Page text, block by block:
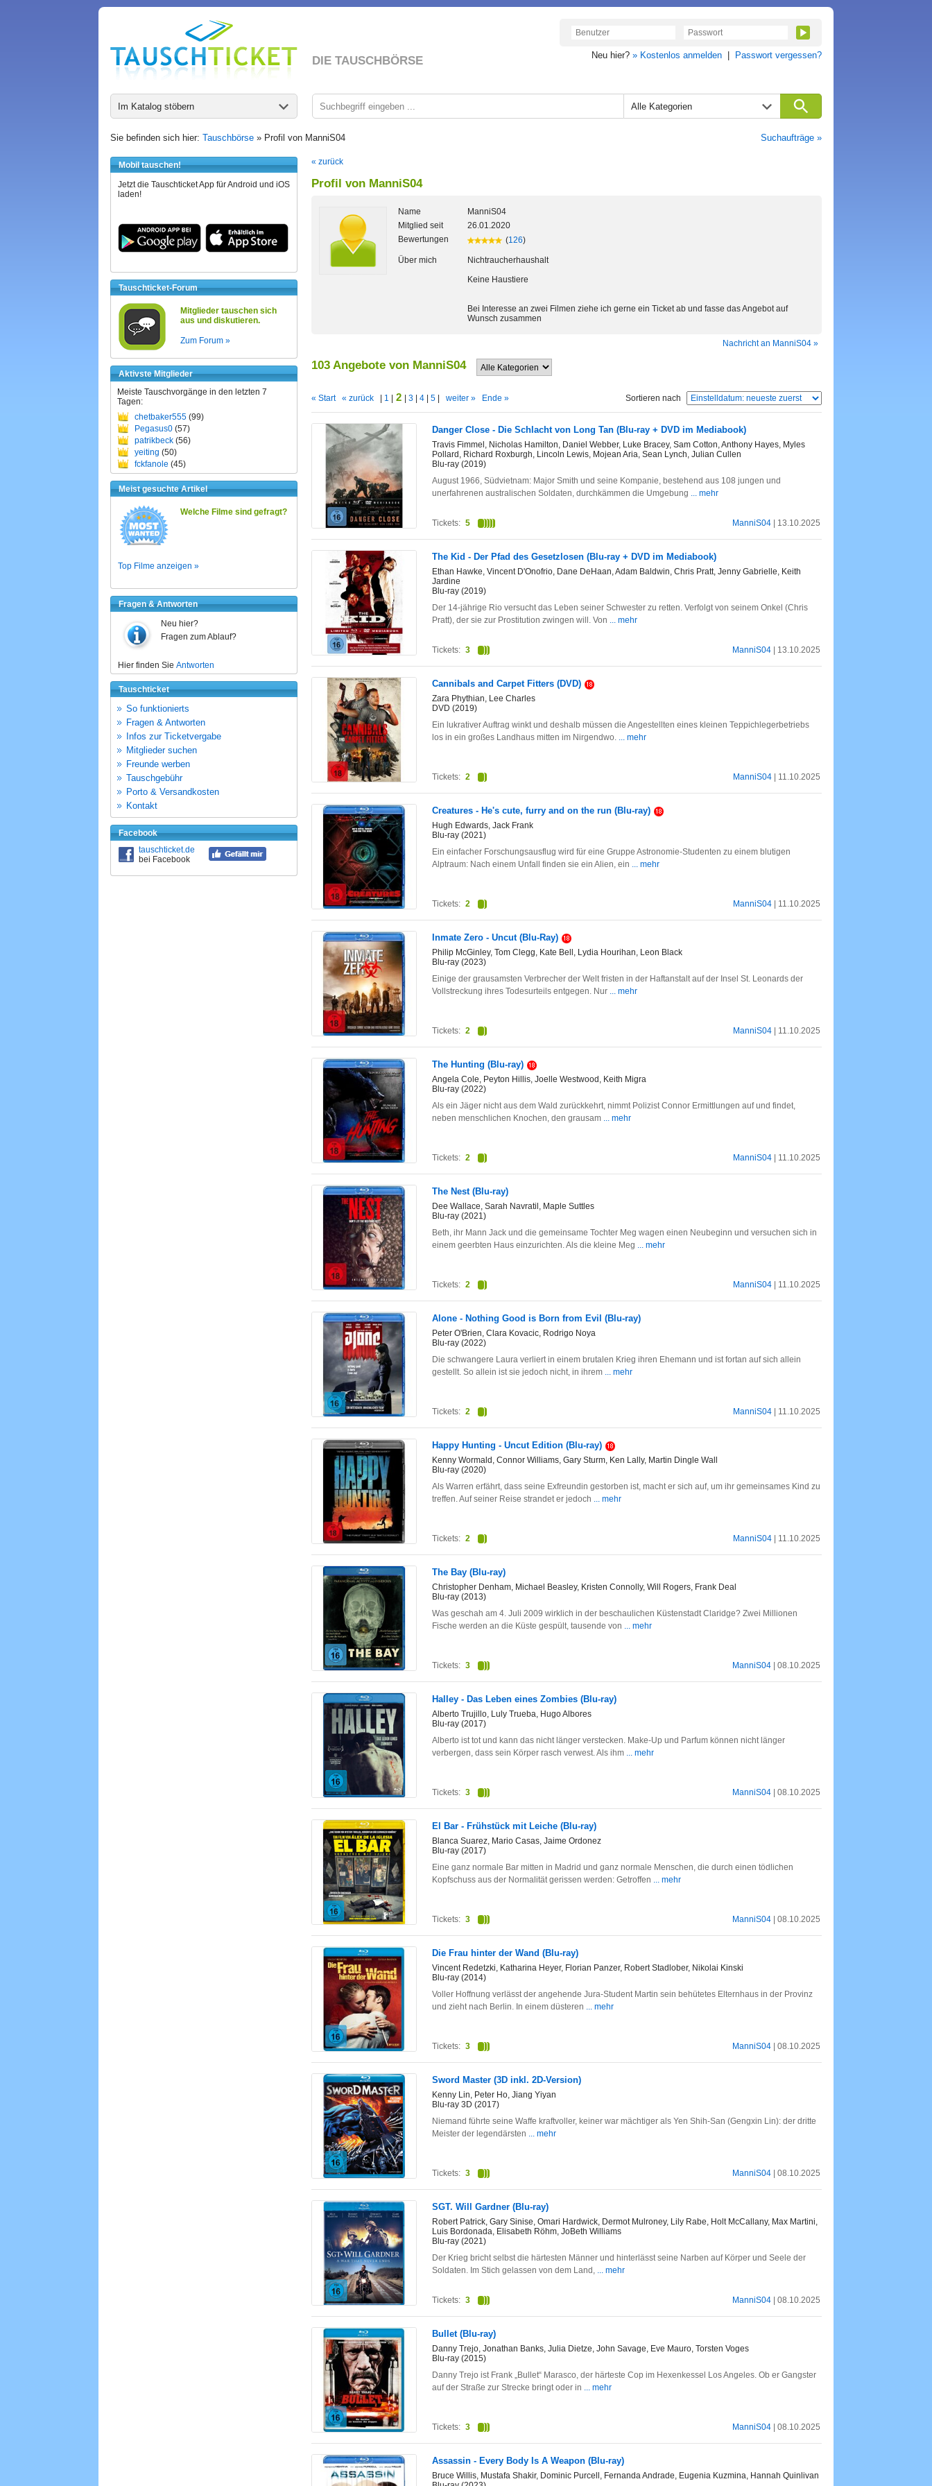
DIE TAUSCHBÖRSE Neu hier? » Kostenlos anmelden Passwort vergessen?
Im Katalog stöbern Alle Kategorien
Sie befinden sich hier: Tauschbörse » Profil von ManniS04 Suchaufträge »
Mobil tauschen!
Jetzt die Tauschticket App für Android und iOS
laden!
Tauschticket-Forum
Mitglieder tauschen sich
aus und diskutieren.
Zum Forum »
Aktivste Mitglieder
Meiste Tauschvorgänge in den letzten 7
Tagen:
chetbaker555 (99)
Pegasus0 (57)
patrikbeck (56)
yeiting (50)
fckfanole (45)
Meist gesuchte Artikel
Welche Filme sind gefragt?
Top Filme anzeigen »
Fragen & Antworten
Neu hier?
Fragen zum Ablauf?
Hier finden Sie Antworten
Tauschticket
So funktionierts
Fragen & Antworten
Infos zur Ticketvergabe
Mitglieder suchen
Freunde werben
Tauschgebühr
Porto & Versandkosten
Kontakt
Facebook
tauschticket.de
bei Facebook
« zurück
Profil von ManniS04
Name
ManniS04
Mitglied seit
26.01.2020
Bewertungen
(126)
Über mich
Nichtraucherhaushalt
Keine Haustiere
Bei Interesse an zwei Filmen ziehe ich gerne ein Ticket ab und fasse das Angebot auf
Wunsch zusammen
Nachricht an ManniS04 »
103 Angebote von ManniS04
« Start « zurück 1 2 3 4 5 weiter » Ende » Sortieren nach
Danger Close - Die Schlacht von Long Tan (Blu-ray + DVD im Mediabook)
Travis Fimmel, Nicholas Hamilton, Daniel Webber, Luke Bracey, Sam Cotton, Anthony Hayes, Myles
Pollard, Richard Roxburgh, Lincoln Lewis, Mojean Aria, Sean Lynch, Julian Cullen
Blu-ray (2019)
August 1966, Südvietnam: Major Smith und seine Kompanie, bestehend aus 108 jungen und
unerfahrenen australischen Soldaten, durchkämmen die Umgebung ... mehr
ManniS04 | 13.10.2025
Tickets: 5
The Kid - Der Pfad des Gesetzlosen (Blu-ray + DVD im Mediabook)
Ethan Hawke, Vincent D'Onofrio, Dane DeHaan, Adam Baldwin, Chris Pratt, Jenny Gabrielle, Keith
Jardine
Blu-ray (2019)
Der 14-jährige Rio versucht das Leben seiner Schwester zu retten. Verfolgt von seinem Onkel (Chris
Pratt), der sie zur Prostitution zwingen will. Von ... mehr
ManniS04 | 13.10.2025
Tickets: 3
Cannibals and Carpet Fitters (DVD)
Zara Phythian, Lee Charles
DVD (2019)
Ein lukrativer Auftrag winkt und deshalb müssen die Angestellten eines kleinen Teppichlegerbetriebs
los in ein großes Landhaus mitten im Nirgendwo. ... mehr
ManniS04 | 11.10.2025
Tickets: 2
Creatures - He's cute, furry and on the run (Blu-ray)
Hugh Edwards, Jack Frank
Blu-ray (2021)
Ein einfacher Forschungsausflug wird für eine Gruppe Astronomie-Studenten zu einem blutigen
Alptraum: Nach einem Unfall finden sie ein Alien, ein ... mehr
ManniS04 | 11.10.2025
Tickets: 2
Inmate Zero - Uncut (Blu-Ray)
Philip McGinley, Tom Clegg, Kate Bell, Lydia Hourihan, Leon Black
Blu-ray (2023)
Einige der grausamsten Verbrecher der Welt fristen in der Haftanstalt auf der Insel St. Leonards der
Vollstreckung ihres Todesurteils entgegen. Nur ... mehr
ManniS04 | 11.10.2025
Tickets: 2
The Hunting (Blu-ray)
Angela Cole, Peyton Hillis, Joelle Westwood, Keith Migra
Blu-ray (2022)
Als ein Jäger nicht aus dem Wald zurückkehrt, nimmt Polizist Connor Ermittlungen auf und findet,
neben menschlichen Knochen, den grausam ... mehr
ManniS04 | 11.10.2025
Tickets: 2
The Nest (Blu-ray)
Dee Wallace, Sarah Navratil, Maple Suttles
Blu-ray (2021)
Beth, ihr Mann Jack und die gemeinsame Tochter Meg wagen einen Neubeginn und versuchen sich in
einem geerbten Haus einzurichten. Als die kleine Meg ... mehr
ManniS04 | 11.10.2025
Tickets: 2
Alone - Nothing Good is Born from Evil (Blu-ray)
Peter O'Brien, Clara Kovacic, Rodrigo Noya
Blu-ray (2022)
Die schwangere Laura verliert in einem brutalen Krieg ihren Ehemann und ist fortan auf sich allein
gestellt. So allein ist sie jedoch nicht, in ihrem ... mehr
ManniS04 | 11.10.2025
Tickets: 2
Happy Hunting - Uncut Edition (Blu-ray)
Kenny Wormald, Connor Williams, Gary Sturm, Ken Lally, Martin Dingle Wall
Blu-ray (2020)
Als Warren erfährt, dass seine Exfreundin gestorben ist, macht er sich auf, um ihr gemeinsames Kind zu
treffen. Auf seiner Reise strandet er jedoch ... mehr
ManniS04 | 11.10.2025
Tickets: 2
The Bay (Blu-ray)
Christopher Denham, Michael Beasley, Kristen Connolly, Will Rogers, Frank Deal
Blu-ray (2013)
Was geschah am 4. Juli 2009 wirklich in der beschaulichen Küstenstadt Claridge? Zwei Millionen
Fische werden an die Küste gespült, tausende von ... mehr
ManniS04 | 08.10.2025
Tickets: 3
Halley - Das Leben eines Zombies (Blu-ray)
Alberto Trujillo, Luly Trueba, Hugo Albores
Blu-ray (2017)
Alberto ist tot und kann das nicht länger verstecken. Make-Up und Parfum können nicht länger
verbergen, dass sein Körper rasch verwest. Als ihm ... mehr
ManniS04 | 08.10.2025
Tickets: 3
El Bar - Frühstück mit Leiche (Blu-ray)
Blanca Suarez, Mario Casas, Jaime Ordonez
Blu-ray (2017)
Eine ganz normale Bar mitten in Madrid und ganz normale Menschen, die durch einen tödlichen
Kopfschuss aus der Normalität gerissen werden: Getroffen ... mehr
ManniS04 | 08.10.2025
Tickets: 3
Die Frau hinter der Wand (Blu-ray)
Vincent Redetzki, Katharina Heyer, Florian Panzer, Robert Stadlober, Nikolai Kinski
Blu-ray (2014)
Voller Hoffnung verlässt der angehende Jura-Student Martin sein behütetes Elternhaus in der Provinz
und zieht nach Berlin. In einem düsteren ... mehr
ManniS04 | 08.10.2025
Tickets: 3
Sword Master (3D inkl. 2D-Version)
Kenny Lin, Peter Ho, Jiang Yiyan
Blu-ray 3D (2017)
Niemand führte seine Waffe kraftvoller, keiner war mächtiger als Yen Shih-San (Gengxin Lin): der dritte
Meister der legendärsten ... mehr
ManniS04 | 08.10.2025
Tickets: 3
SGT. Will Gardner (Blu-ray)
Robert Patrick, Gary Sinise, Omari Hardwick, Dermot Mulroney, Lily Rabe, Holt McCallany, Max Martini,
Luis Bordonada, Elisabeth Röhm, JoBeth Williams
Blu-ray (2021)
Der Krieg bricht selbst die härtesten Männer und hinterlässt seine Narben auf Körper und Seele der
Soldaten. Im Stich gelassen von dem Land, ... mehr
ManniS04 | 08.10.2025
Tickets: 3
Bullet (Blu-ray)
Danny Trejo, Jonathan Banks, Julia Dietze, John Savage, Eve Mauro, Torsten Voges
Blu-ray (2015)
Danny Trejo ist Frank „Bullet“ Marasco, der härteste Cop im Hexenkessel Los Angeles. Ob er Gangster
auf der Straße zur Strecke bringt oder in ... mehr
ManniS04 | 08.10.2025
Tickets: 3
Assassin - Every Body Is A Weapon (Blu-ray)
Bruce Willis, Mustafa Shakir, Dominic Purcell, Fernanda Andrade, Eugenia Kuzmina, Hannah Quinlivan